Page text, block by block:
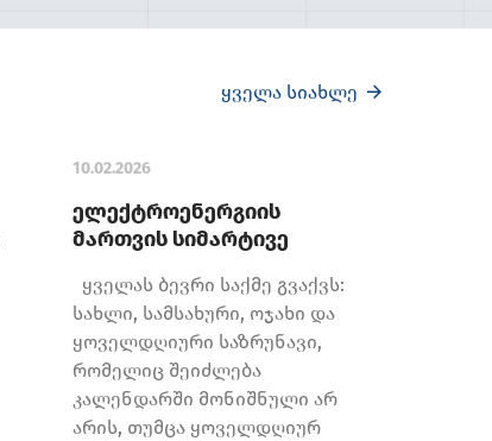
ყველა სიახლე
10.02.2026
ელექტროენერგიის
მართვის სიმარტივე
ყველას ბევრი საქმე გვაქვს:
სახლი, სამსახური, ოჯახი და
ყოველდღიური საზრუნავი,
რომელიც შეიძლება
კალენდარში მონიშნული არ
არის, თუმცა ყოველდღიურ